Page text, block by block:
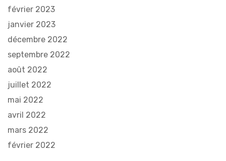
février 2023
janvier 2023
décembre 2022
septembre 2022
août 2022
juillet 2022
mai 2022
avril 2022
mars 2022
février 2022